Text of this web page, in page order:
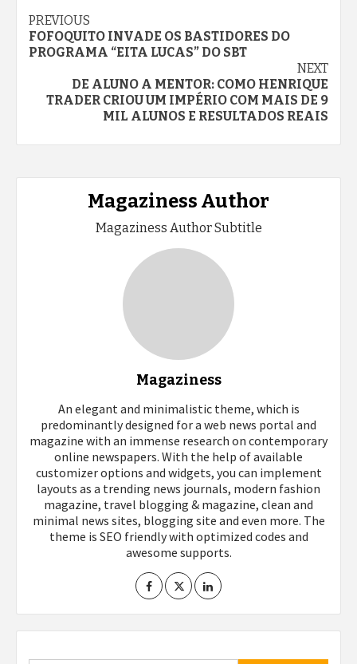
Continue
Reading
PREVIOUS
FOFOQUITO INVADE OS BASTIDORES DO
PROGRAMA “EITA LUCAS” DO SBT
NEXT
DE ALUNO A MENTOR: COMO HENRIQUE
TRADER CRIOU UM IMPÉRIO COM MAIS DE 9
MIL ALUNOS E RESULTADOS REAIS
Magaziness Author
Magaziness Author Subtitle
Magaziness
An elegant and minimalistic theme, which is
predominantly designed for a web news portal and
magazine with an immense research on contemporary
online newspapers. With the help of available
customizer options and widgets, you can implement
layouts as a trending news journals, modern fashion
magazine, travel blogging & magazine, clean and
minimal news sites, blogging site and even more. The
theme is SEO friendly with optimized codes and
awesome supports.